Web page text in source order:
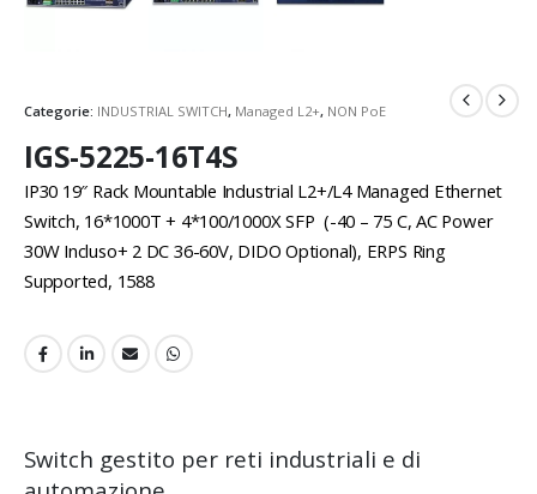
Categorie: INDUSTRIAL SWITCH, Managed L2+, NON PoE
IGS-5225-16T4S
IP30 19″ Rack Mountable Industrial L2+/L4 Managed Ethernet
Switch, 16*1000T + 4*100/1000X SFP (-40 – 75 C, AC Power
30W Incluso+ 2 DC 36-60V, DIDO Optional), ERPS Ring
Supported, 1588
Switch gestito per reti industriali e di